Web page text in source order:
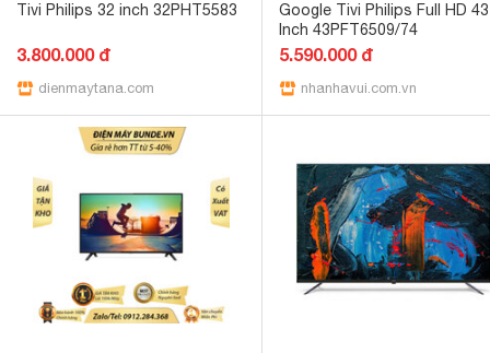
Tivi Philips 32 inch 32PHT5583
3.800.000 đ
dienmaytana.com
Google Tivi Philips Full HD 43
Inch 43PFT6509/74
5.590.000 đ
nhanhavui.com.vn